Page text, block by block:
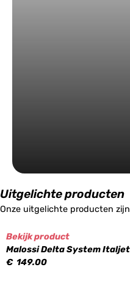
Uitgelichte producten
Onze uitgelichte producten
Bekijk product
Malossi Delta System
€ 149.00